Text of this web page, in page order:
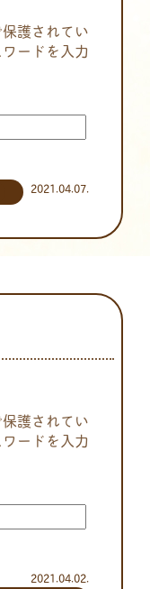
護されてい
ードを入力
2021.04.07.
護されてい
ードを入力
2021.04.02.